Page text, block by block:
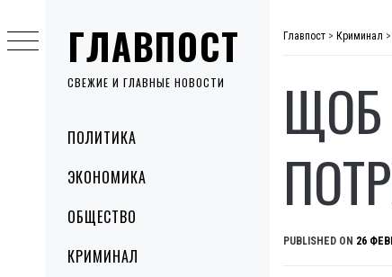
ГЛАВПОСТ
СВЕЖИЕ И ГЛАВНЫЕ НОВОСТИ
MenuПОЛИТИКА
ЭКОНОМИКА
ОБЩЕСТВО
КРИМИНАЛ
to
content
Главпост > Криминал >
ЩОБ
PUBLISHED ON 26